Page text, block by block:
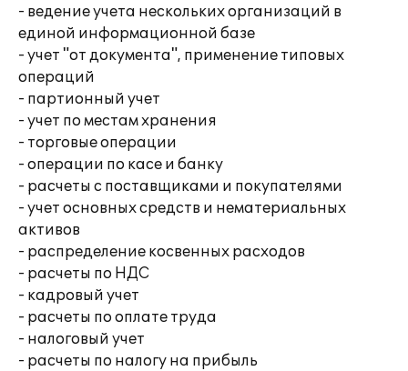
- ведение учета нескольких организаций в
единой информационной базе
- учет "от документа", применение типовых
операций
- партионный учет
- учет по местам хранения
- торговые операции
- операции по касе и банку
- расчеты с поставщиками и покупателями
- учет основных средств и нематериальных
активов
- распределение косвенных расходов
- расчеты по НДС
- кадровый учет
- расчеты по оплате труда
- налоговый учет
- расчеты по налогу на прибыль